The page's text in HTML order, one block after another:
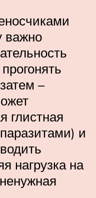
важно
–
глистная
и
нагрузка на